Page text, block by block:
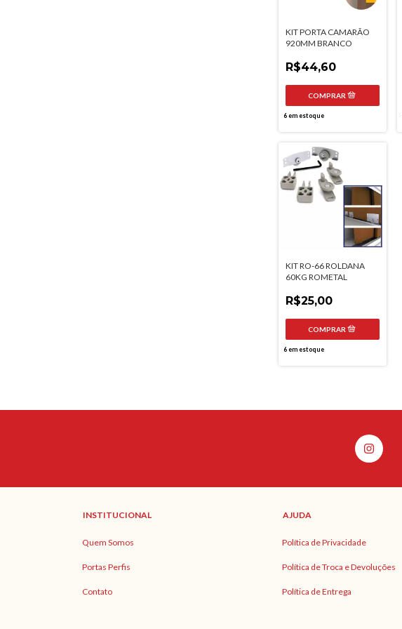
KIT PORTA CAMARÃO
920MM BRANCO
R$44,60
6em estoque
KIT RO-66 ROLDANA
60KG ROMETAL
R$25,00
6em estoque
INSTITUCIONAL
Quem Somos
Portas Perfis
Contato
AJUDA
Política de Privacidade
Política de Troca e Devoluções
Política de Entrega